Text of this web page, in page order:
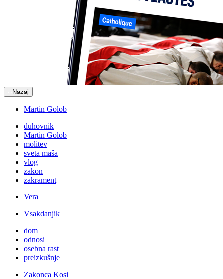
Nazaj
Martin Golob
duhovnik
Martin Golob
molitev
sveta maša
vlog
zakon
zakrament
Vera
Vsakdanjik
dom
odnosi
osebna rast
preizkušnje
Zakonca Kosi